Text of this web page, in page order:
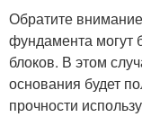
Обратите
фундамента могут
блоков. В этом
основания будет
прочности